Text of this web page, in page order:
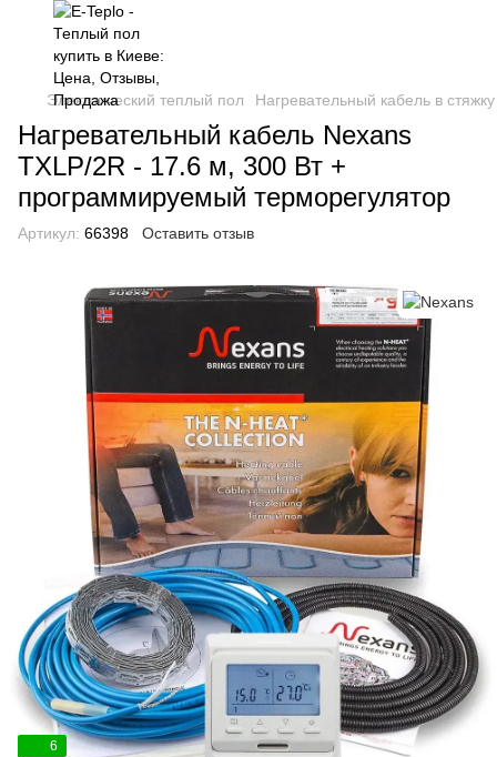
Электрический теплый пол Нагревательный кабель в стяжку
Нагревательный кабель Nexans
TXLP/2R - 17.6 м, 300 Вт +
программируемый терморегулятор
Артикул: 66398 Оставить отзыв
6